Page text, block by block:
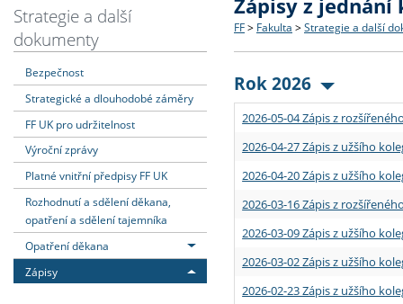
Dozvědět se více
Struktura a historie
Strategie a další
Podpora a benefity pro
Absolventi fakulty
Podat přihlášku
Co studovat a jak se
Učitelské studijní
Informace k průběhu
Dozvědět se více
Bakalářské a magisterské
Doktorské studium
Rigorózní řízení
Dozvědět se více
O vědě a výzkumu na FF
Akademické kvalifikace
Granty a projekty
Dozvědět se více
Aktuální nabídky a
Vyjíždějící studenti
Přijíždějící studenti
Vyjíždějící zaměstnanci
Strategie a další
dokumenty
Bezpečnost
Strategické a dlouhodobé záměry
FF UK pro udržitelnost
Výroční zprávy
Platné vnitřní předpisy FF UK
Rozhodnutí a sdělení děkana,
opatření a sdělení tajemníka
Opatření děkana
Zápisy
Zápisy z jednání
FF > Fakulta > Strategie a další
Rok 2026
2026-05-04 Zápis z
2026-04-27 Zápis z užšího
2026-04-20 Zápis z užšího
2026-03-16 Zápis z
2026-03-09 Zápis z užšího
2026-03-02 Zápis z užšího
2026-02-23 Zápis z užšího